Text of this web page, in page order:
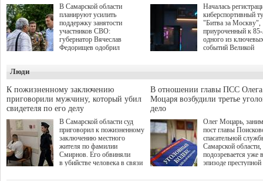
В Самарской области
планируют усилить
поддержку занятости
участников СВО:
губернатор Вячеслав
Федорищев одобрил
Живайкина, направленные
на трудоустройство и более
спокойную адаптацию к
мирной жизни.
Началась
киберспортивный
"Битва за Москву",
приуроченный к
одного из
событий Великой
игре "Мир танков"
выступили
партия "Единая
игровая студия
Люди
К пожизненному заключению
приговорили мужчину, который убил
свидетеля по его делу
В Самарской области суд
приговорил к пожизненному
заключению местного
жителя по фамилии
Смирнов. Его обвиняли
в убийстве человека в связи
В отношении главы ПСС Олега
Моцаря возбудили третье
дело
Олег Моцарь,
пост главы
спасательной
Самарской области,
подозревается уже
эпизоде преступной